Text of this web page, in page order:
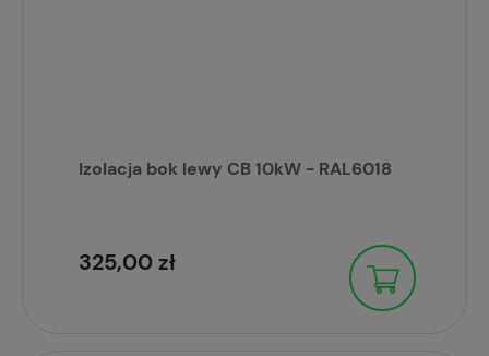
Izolacja bok lewy CB 10kW - RAL6018
325,00 zł